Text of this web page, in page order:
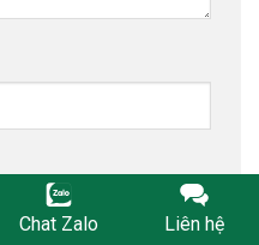
Chat Zalo Liên hệ